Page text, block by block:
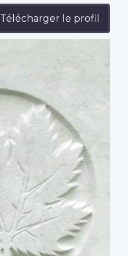
Télécharger le profil